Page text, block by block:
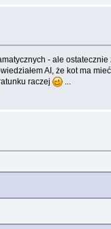
- ale
AI, że kot ma
raczej
...